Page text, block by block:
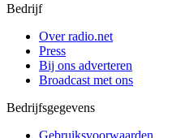
Bedrijf
Over radio.net
Press
Bij ons adverteren
Broadcast met ons
Bedrijfsgegevens
Gebruiksvoorwaarden